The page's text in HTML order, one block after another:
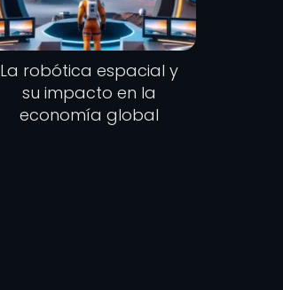
La robótica espacial y
su impacto en la
economía global